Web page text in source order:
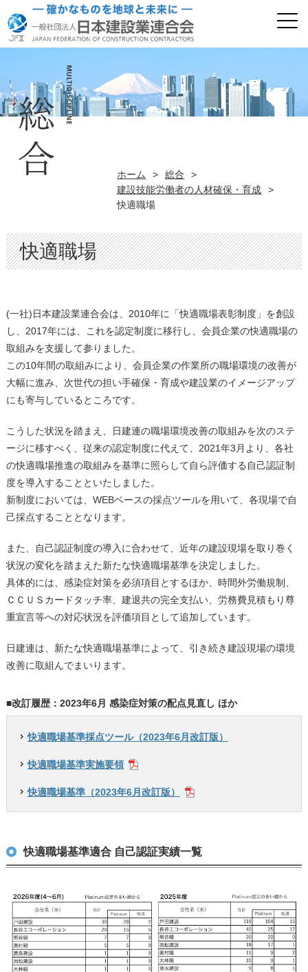
ホーム > 総合
>
建設技能労働者の人材確保・育成
>
快適職場
快適職場
(一社)日本建設業連合会は、2010年に「快適職場表彰制度」を創設
し、2017年には、これを認定制度に移行し、会員企業の快適職場の
取組みを支援して参りました。
この10年間の取組みにより、会員企業の作業所の職場環境の改善が
大幅に進み、次世代の担い手確保・育成や建設業のイメージアップ
にも寄与しているところです。
こうした状況を踏まえ、日建連の職場環境改善の取組みを次のステ
ージに移すべく、従来の認定制度に代えて、2021年3月より、各社
の快適職場推進の取組みを基準に照らして自ら評価する自己認証制
度を導入することといたしました。
新制度においては、WEBベースの採点ツールを用いて、各現場で自
己採点することとなります。
また、自己認証制度の導入に合わせて、近年の建設現場を取り巻く
状況の変化を踏まえた新たな快適職場基準を決定しました。
具体的には、感染症対策を必須項目とするほか、時間外労働規制、
ＣＣＵＳカードタッチ率、建退共の完全支払い、労務費見積もり尊
重宣言等への対応状況を評価項目として追加しています。
日建連は、新たな快適職場基準によって、引き続き建設現場の環境
改善に取組んでまいります。
■改訂履歴：2023年6月 感染症対策の配点見直し ほか
快適職場基準採点ツール（2023年6月改訂版）
快適職場基準実施要領
快適職場基準（2023年6月改訂版）
快適職場基準適合 自己認証実績一覧